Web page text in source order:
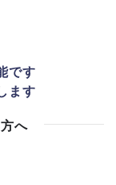
です
ます
へ